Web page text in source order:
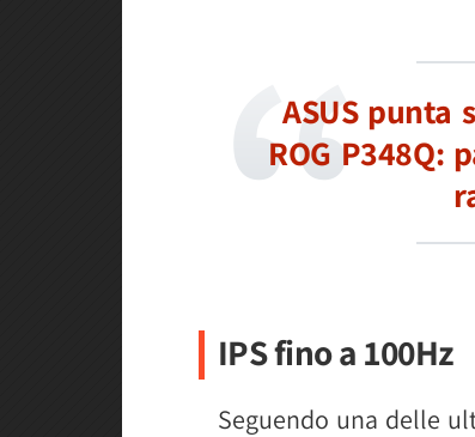
ASUS
ROG P348Q:
IPS fino a 100Hz
Seguendo una delle